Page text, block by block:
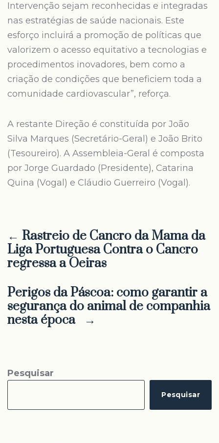
Intervenção sejam reconhecidas e integradas
nas estratégias de saúde nacionais. Este
esforço incluirá a promoção de políticas que
valorizem o acesso equitativo a tecnologias e
procedimentos inovadores, bem como a
criação de condições que beneficiem toda a
comunidade cardiovascular”, reforça.
A restante Direção é constituída por João
Silva Marques (Secretário-Geral) e João Brito
(Tesoureiro). A Assembleia-Geral é composta
por Jorge Guardado (Presidente), Catarina
Quina (Vogal) e Cláudio Guerreiro (Vogal).
← Rastreio de Cancro da Mama da
Liga Portuguesa Contra o Cancro
regressa a Oeiras
Perigos da Páscoa: como garantir a
segurança do animal de companhia
nesta época →
Pesquisar
Pesquisar